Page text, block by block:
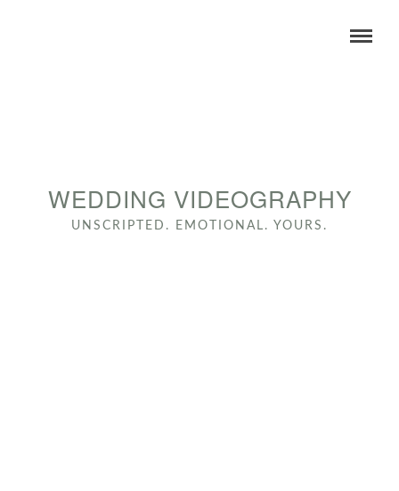
WEDDING VIDEOGRAPHY
UNSCRIPTED. EMOTIONAL. YOURS.